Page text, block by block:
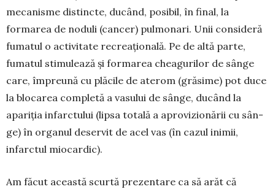
mecanisme distincte, ducând, posibil, în final, la
formarea de noduli (cancer) pulmo­nari. Unii consideră
fumatul o acti­vitate recreațională. Pe de altă parte,
fumatul stimulează și formarea chea­gurilor de sânge
care, împreună cu plăcile de aterom (grăsime) pot duce
la blocarea completă a vasului de sânge, ducând la
apariția infarctului (lipsa totală a aprovizionării cu sân­
ge) în organul deservit de acel vas (în cazul inimii,
infarctul miocardic).
Am făcut această scurtă prezen­tare ca să arăt că